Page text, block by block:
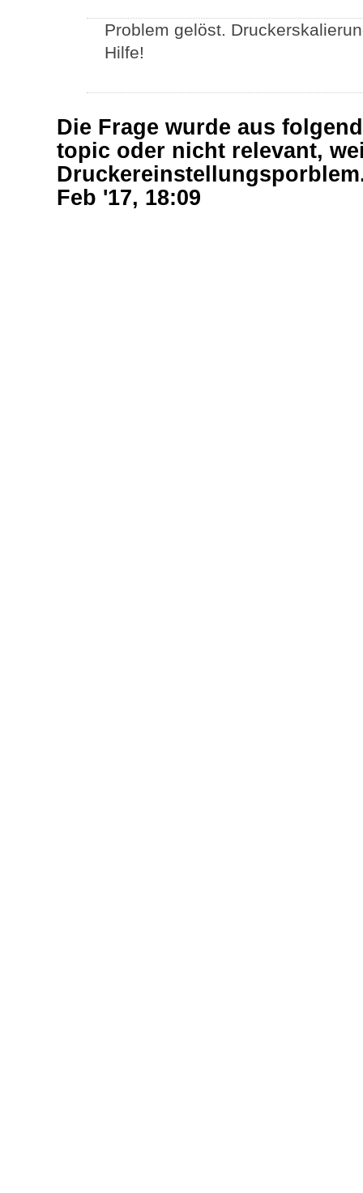
Problem gelöst.
Hilfe!
Die Frage wurde aus
topic oder nicht relevant,
Feb '17, 18:09